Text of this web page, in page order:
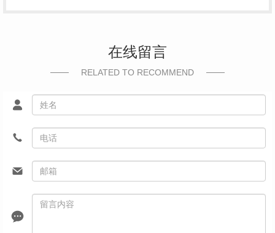
在线留言
RELATED TO RECOMMEND